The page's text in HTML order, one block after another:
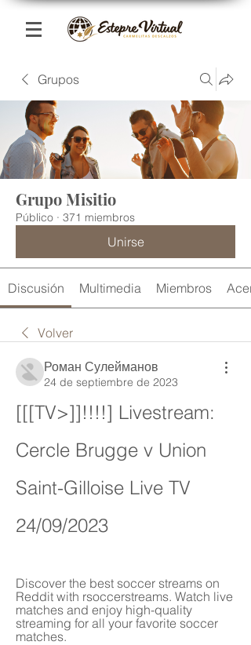
Grupos
Grupo Misitio
Público · 371 miembros
Unirse
Discusión Multimedia Miembros
Volver
Роман Сулейманов
24 de septiembre de 2023
[[[TV>]]!!!!] Livestream:
Cercle Brugge v Union
Saint-Gilloise Live TV
24/09/2023
Discover the best soccer streams on
Reddit with rsoccerstreams. Watch live
matches and enjoy high-quality
streaming for all your favorite soccer
matches.